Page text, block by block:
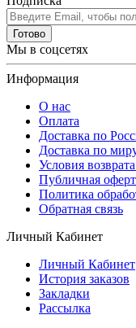
Готово
Мы в соцсетях
Информация
О нас
Оплата
Доставка по
Доставка по
Условия
Публичная
Политика
Обратная связь
Личный Кабинет
Личный Кабинет
История заказов
Закладки
Рассылка